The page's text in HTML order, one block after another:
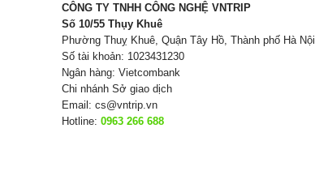
CÔNG TY TNHH CÔNG NGHỆ VNTRIP
Số 10/55 Thụy Khuê
Phường Thuỵ Khuê, Quận Tây Hồ, Thành phố Hà Nội
Số tài khoản: 1023431230
Ngân hàng: Vietcombank
Chi nhánh Sở giao dịch
Email: cs@vntrip.vn
Hotline: 0963 266 688